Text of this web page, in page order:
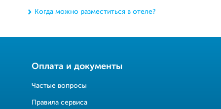
Когда можно разместиться в отеле?
Оплата и документы
Частые вопросы
Правила сервиса